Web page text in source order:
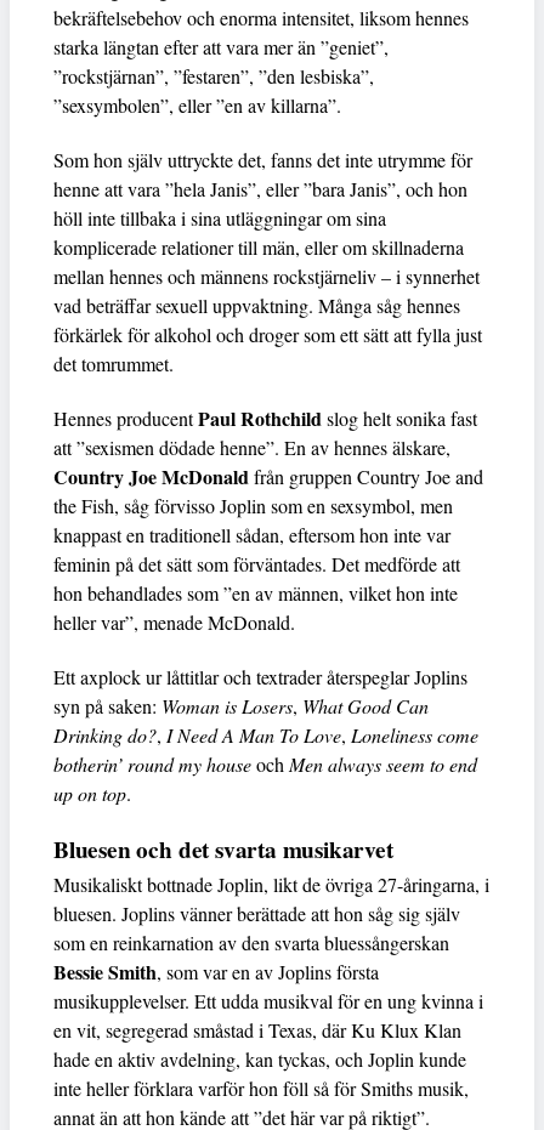
bekräftelsebehov och enorma intensitet, liksom hennes
starka längtan efter att vara mer än ”geniet”,
”rockstjärnan”, ”festaren”, ”den lesbiska”,
”sexsymbolen”, eller ”en av killarna”.
Som hon själv uttryckte det, fanns det inte utrymme för
henne att vara ”hela Janis”, eller ”bara Janis”, och hon
höll inte tillbaka i sina utläggningar om sina
komplicerade relationer till män, eller om skillnaderna
mellan hennes och männens rockstjärneliv – i synnerhet
vad beträffar sexuell uppvaktning. Många såg hennes
förkärlek för alkohol och droger som ett sätt att fylla just
det tomrummet.
Hennes producentPaul Rothchildslog helt sonika fast
att ”sexismen dödade henne”. En av hennes älskare,
Country Joe McDonaldfrån gruppen Country Joe and
the Fish, såg förvisso Joplin som en sexsymbol, men
knappast en traditionell sådan, eftersom hon inte var
feminin på det sätt som förväntades. Det medförde att
hon behandlades som ”en av männen, vilket hon inte
heller var”, menade McDonald.
Ett axplock ur låttitlar och textrader återspeglar Joplins
syn på saken: Woman is Losers, What Good Can
Drinking do?, I Need A Man To Love, Loneliness come
botherin’ round my houseoch Men always seem to end
up on top.
Bluesen och det svarta musikarvet
Musikaliskt bottnade Joplin, likt de övriga 27-åringarna, i
bluesen. Joplins vänner berättade att hon såg sig själv
som en reinkarnation av den svarta bluessångerskan
Bessie Smith, som var en av Joplins första
musikupplevelser. Ett udda musikval för en ung kvinna i
en vit, segregerad småstad i Texas, där Ku Klux Klan
hade en aktiv avdelning, kan tyckas, och Joplin kunde
inte heller förklara varför hon föll så för Smiths musik,
annat än att hon kände att ”det här var på riktigt”.